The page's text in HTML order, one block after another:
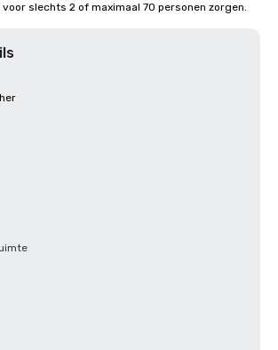
slechts 2 of maximaal 70 personen zorgen.